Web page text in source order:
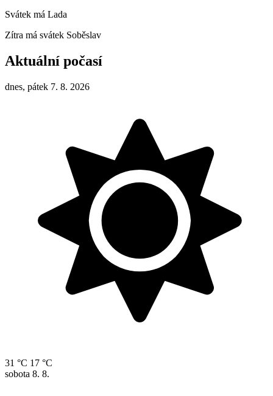
Svátek má Lada
Zítra má svátek Soběslav
Aktuální počasí
dnes, pátek 7. 8. 2026
31 °C 17 °C
sobota 8. 8.